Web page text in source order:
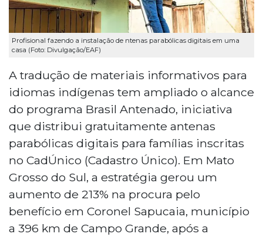
Profisional fazendo a instalação de ntenas parabólicas digitais em uma
casa (Foto: Divulgação/EAF)
A tradução de materiais informativos para
idiomas indígenas tem ampliado o alcance
do programa Brasil Antenado, iniciativa
que distribui gratuitamente antenas
parabólicas digitais para famílias inscritas
no CadÚnico (Cadastro Único). Em Mato
Grosso do Sul, a estratégia gerou um
aumento de 213% na procura pelo
benefício em Coronel Sapucaia, município
a 396 km de Campo Grande, após a